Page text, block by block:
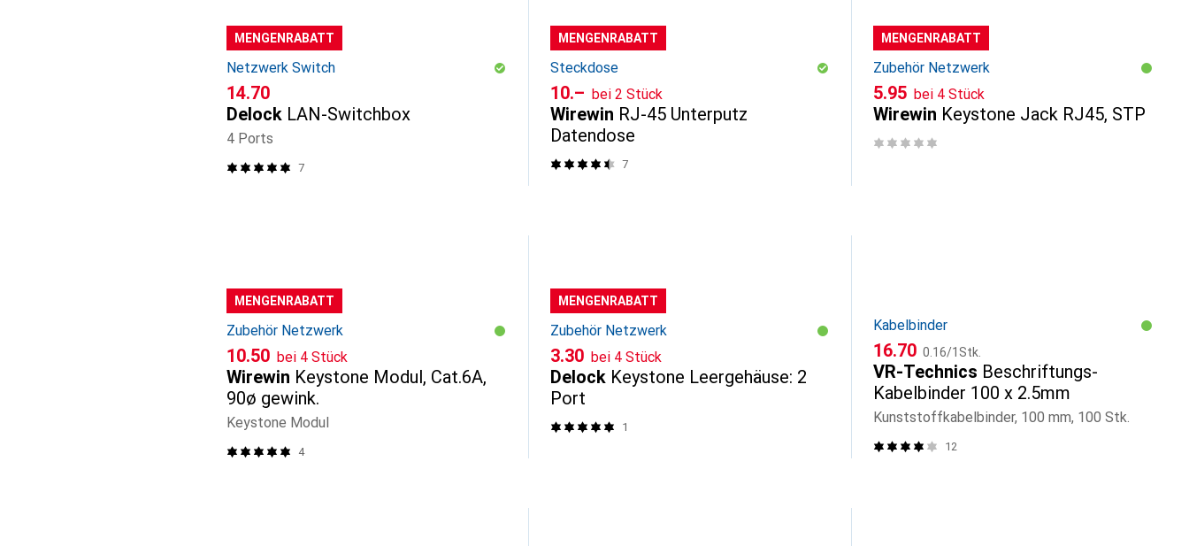
MENGENRABATT
Netzwerk Switch
CHF
14.70
Delock LAN-Switchbox
4 Ports
7
MENGENRABATT
Steckdose
CHF
10.– bei 2 Stück
Wirewin RJ-45 Unterputz
Datendose
7
MENGENRABATT
Zubehör Netzwerk
CHF
5.95 bei 4 Stück
Wirewin Keystone Jack RJ45, STP
MENGENRABATT
Zubehör Netzwerk
CHF
10.50 bei 4 Stück
Wirewin Keystone Modul, Cat.6A,
90ø gewink.
Keystone Modul
4
MENGENRABATT
Zubehör Netzwerk
CHF
3.30 bei 4 Stück
Delock Keystone Leergehäuse: 2
Port
1
Kabelbinder
CHF
16.70 CHF
0.16/1Stk.
VR-Technics Beschriftungs-
Kabelbinder 100 x 2.5mm
Kunststoffkabelbinder, 100 mm, 100 Stk.
12